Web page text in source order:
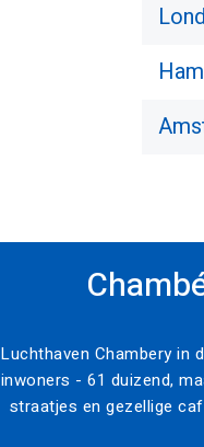
Luchthaven Chambery in
inwoners - 61 duizend,
straatjes en gezellige